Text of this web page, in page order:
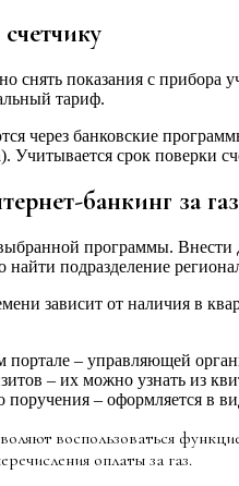
снять показания с
тариф.
через банковские
Учитывается срок поверки
банкинг за газ
программы.
найти подразделение
зависит от наличия в
портале – управляющей
– их можно узнать из
– оформляется в
воспользоваться
оплаты за газ.